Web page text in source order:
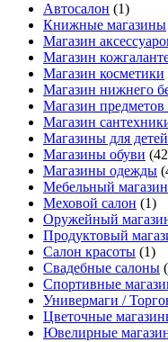
Автосалон (1)
Книжные магазины
Магазин
Магазин
Магазин косметики
Магазин нижнего
Магазин предметов
Магазин
Магазины для детей
Магазины обуви
Магазины одежды
Мебельный магазин
Меховой салон (1)
Оружейный
Продуктовый
Салон красоты (1)
Свадебные салоны
Спортивные
Универмаги /
Цветочные
Ювелирные